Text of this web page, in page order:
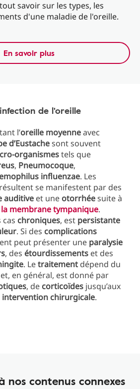
savoir sur les types, les
d'une maladie de l'oreille.
En savoir plus
de l'oreille
l’oreille moyenneavec
d’Eustachesont souvent
organismestels que
, Pneumocoque,
influenzae. Les
se manifestent par des
auditive et une otorrhéesuite à
membrane tympanique.
cas chroniques, est persistante
. Si des complications
peut présenter une paralysie
, des étourdissements et des
. Letraitement dépend du
et, en général, est donné par
, de corticoïdes jusqu’aux
intervention chirurgicale.
contenus connexes